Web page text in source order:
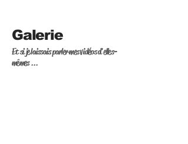
Galerie
Et si je laissais parler mes vidéos d'elles-
mêmes ...